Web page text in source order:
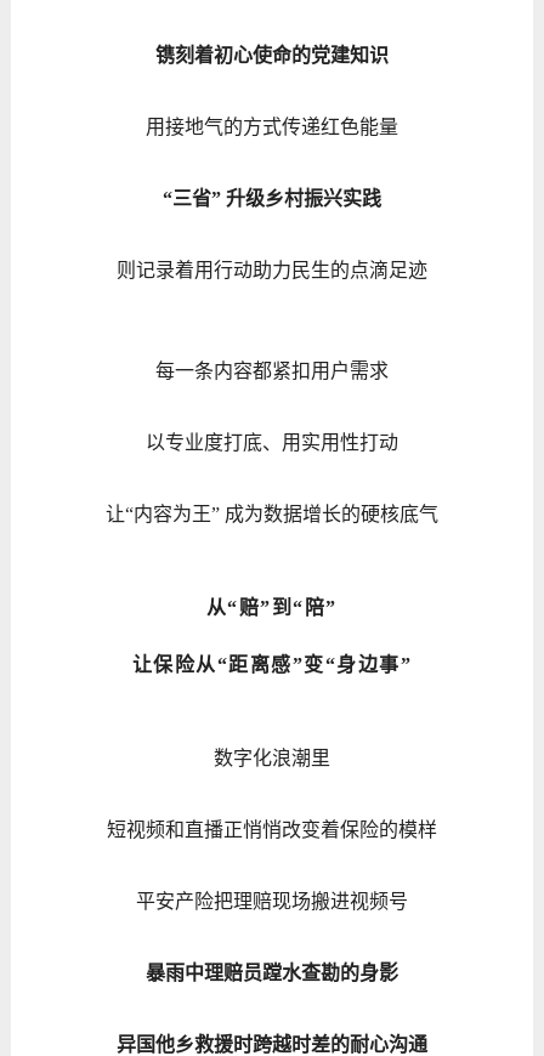
镌刻着初心使命的党建知识
用接地气的方式传递红色能量
“三省” 升级乡村振兴实践
则记录着用行动助力民生的点滴足迹
每一条内容都紧扣用户需求
以专业度打底、用实用性打动
让“内容为王” 成为数据增长的硬核底气
从“赔”到“陪”
让保险从“距离感”变“身边事”
数字化浪潮里
短视频和直播正悄悄改变着保险的模样
平安产险把理赔现场搬进视频号
暴雨中理赔员蹚水查勘的身影
异国他乡救援时跨越时差的耐心沟通